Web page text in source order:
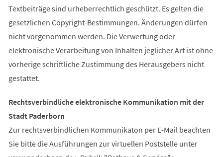
Textbeiträge sind urheberrechtlich geschützt. Es gelten die
gesetzlichen Copyright-Bestimmungen. Änderungen dürfen
nicht vorgenommen werden. Die Verwertung oder
elektronische Verarbeitung von Inhalten jeglicher Art ist ohne
vorherige schriftliche Zustimmung des Herausgebers nicht
gestattet.
Rechtsverbindliche elektronische Kommunikation mit der
Stadt Paderborn
Zur rechtsverbindlichen Kommunikaton per E-Mail beachten
Sie bitte die Ausführungen zur virtuellen Poststelle unter